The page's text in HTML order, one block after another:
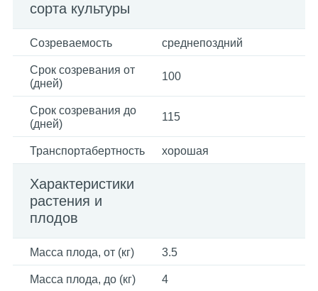
сорта культуры
Созреваемость среднепоздний
Срок созревания от
(дней)
100
Срок созревания до
(дней)
115
Транспортабертность хорошая
Характеристики
растения и
плодов
Масса плода, от (кг) 3.5
Масса плода, до (кг) 4